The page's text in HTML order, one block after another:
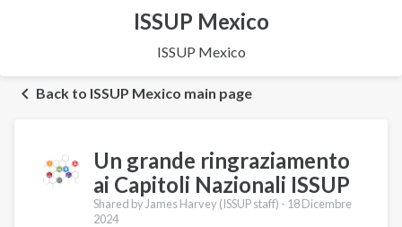
ISSUP Mexico
ISSUP Mexico
Back to ISSUP Mexico main page
Un grande ringraziamento
ai Capitoli Nazionali ISSUP
Shared by James Harvey (ISSUP staff) - 18 Dicembre
2024